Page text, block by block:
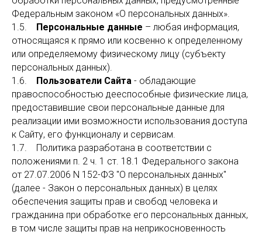
Федеральным законом «О персональных данных».
1.5.
Персональные данные – любая информация,
относящаяся к прямо или косвенно к определенному
или определяемому физическому лицу (субъекту
персональных данных).
1.6.
Пользователи Сайта - обладающие
правоспособностью дееспособные физические лица,
предоставившие свои персональные данные для
реализации ими возможности использования доступа
к Сайту, его функционалу и сервисам.
1.7. Политика разработана в соответствии с
положениями п. 2 ч. 1 ст. 18.1 Федерального закона
от 27.07.2006 N 152-ФЗ "О персональных данных"
(далее - Закон о персональных данных) в целях
обеспечения защиты прав и свобод человека и
гражданина при обработке его персональных данных,
в том числе защиты прав на неприкосновенность